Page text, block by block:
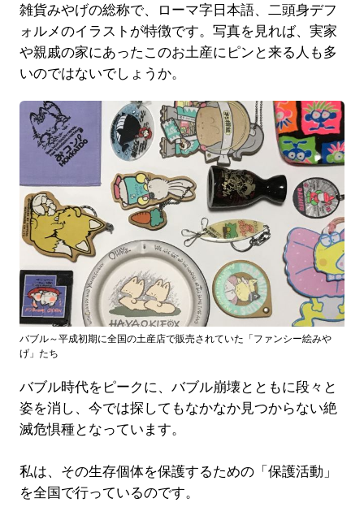
雑貨みやげの総称で、ローマ字日本語、二頭身デフ
ォルメのイラストが特徴です。写真を見れば、実家
や親戚の家にあったこのお土産にピンと来る人も多
いのではないでしょうか。
バブル～平成初期に全国の土産店で販売されていた「ファンシー絵みや
げ」たち
バブル時代をピークに、バブル崩壊とともに段々と
姿を消し、今では探してもなかなか見つからない絶
滅危惧種となっています。
私は、その生存個体を保護するための「保護活動」
を全国で行っているのです。